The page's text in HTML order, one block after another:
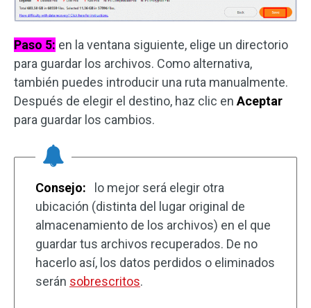
Paso 5: en la ventana siguiente, elige un directorio
para guardar los archivos. Como alternativa,
también puedes introducir una ruta manualmente.
Después de elegir el destino, haz clic en Aceptar
para guardar los cambios.
Consejo:
lo mejor será elegir otra
ubicación (distinta del lugar original de
almacenamiento de los archivos) en el que
guardar tus archivos recuperados. De no
hacerlo así, los datos perdidos o eliminados
serán sobrescritos.